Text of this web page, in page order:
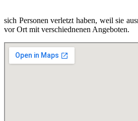
sich Personen verletzt haben, weil sie
vor Ort mit verschiednenen Angeboten.